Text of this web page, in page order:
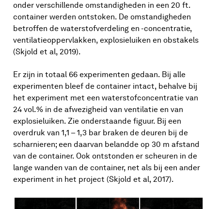
onder verschillende omstandigheden in een 20 ft.
container werden ontstoken. De omstandigheden
betroffen de waterstofverdeling en -concentratie,
ventilatieoppervlakken, explosieluiken en obstakels
(Skjold et al, 2019).
Er zijn in totaal 66 experimenten gedaan. Bij alle
experimenten bleef de container intact, behalve bij
het experiment met een waterstofconcentratie van
24 vol.% in de afwezigheid van ventilatie en van
explosieluiken. Zie onderstaande figuur. Bij een
overdruk van 1,1 – 1,3 bar braken de deuren bij de
scharnieren; een daarvan belandde op 30 m afstand
van de container. Ook ontstonden er scheuren in de
lange wanden van de container, net als bij een ander
experiment in het project (Skjold et al, 2017).